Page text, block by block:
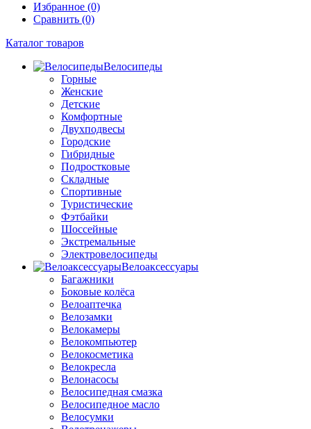
Избранное (0)
Сравнить (0)
Каталог товаров
Велосипеды
Горные
Женские
Детские
Комфортные
Двухподвесы
Городские
Гибридные
Подростковые
Складные
Спортивные
Туристические
Фэтбайки
Шоссейные
Экстремальные
Электровелосипеды
Велоаксессуары
Багажники
Боковые колёса
Велоаптечка
Велозамки
Велокамеры
Велокомпьютер
Велокосметика
Велокресла
Велонасосы
Велосипедная смазка
Велосипедное масло
Велосумки